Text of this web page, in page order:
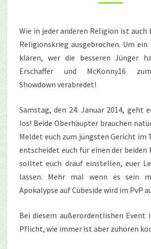
Wie in jeder anderen Religion ist auch
Religionskrieg ausgebrochen. Um
klären, wer die besseren Jünger
Erschaffer und McKonny16
Showdown verabredet!
Samstag, den 24. Januar 2014, geht
los! Beide Oberhäupter brauchen
Meldet euch zum jüngsten Gericht im
entscheidet euch für einen der
solltet euch drauf einstellen, euer
lassen. Mehr mal wenn es sein
Apokalypse auf Cubeside wird im PvP
Bei diesem außerordentlishen Event
Pflicht, wie immer ist aber zuhören